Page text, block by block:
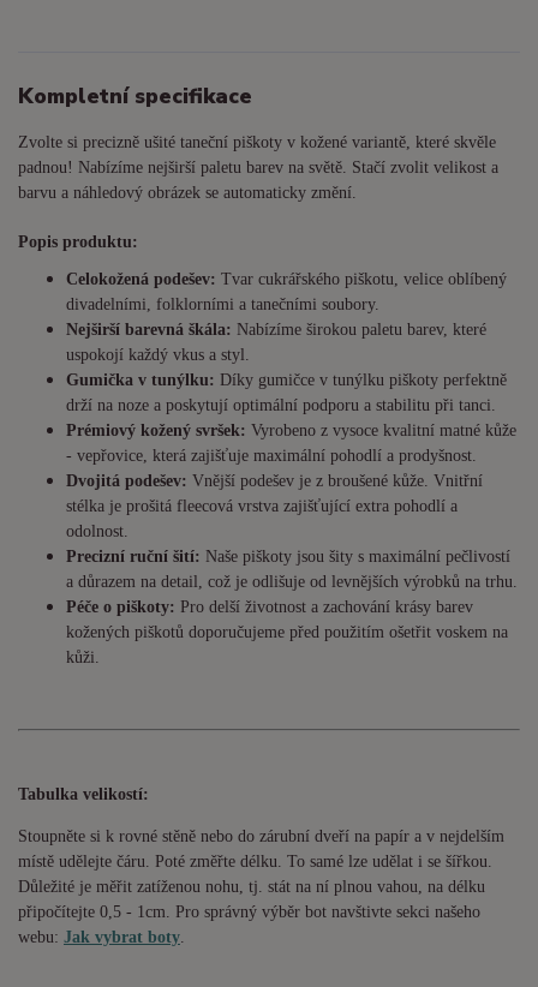
Kompletní specifikace
Zvolte si precizně ušité taneční piškoty v kožené variantě, které skvěle
padnou! Nabízíme nejširší paletu barev na světě. Stačí zvolit velikost a
barvu a náhledový obrázek se automaticky změní.
Popis produktu:
Celokožená podešev: Tvar cukrářského piškotu, velice oblíbený
divadelními, folklorními a tanečními soubory.
Nejširší barevná škála: Nabízíme širokou paletu barev, které
uspokojí každý vkus a styl.
Gumička v tunýlku: Díky gumičce v tunýlku piškoty perfektně
drží na noze a poskytují optimální podporu a stabilitu při tanci.
Prémiový kožený svršek: Vyrobeno z vysoce kvalitní matné kůže
- vepřovice, která zajišťuje maximální pohodlí a prodyšnost.
Dvojitá podešev: Vnější podešev je z broušené kůže. Vnitřní
stélka je prošitá fleecová vrstva zajišťující extra pohodlí a
odolnost.
Precizní ruční šití: Naše piškoty jsou šity s maximální pečlivostí
a důrazem na detail, což je odlišuje od levnějších výrobků na trhu.
Péče o piškoty: Pro delší životnost a zachování krásy barev
kožených piškotů doporučujeme před použitím ošetřit voskem na
kůži.
Tabulka velikostí:
Stoupněte si k rovné stěně nebo do zárubní dveří na papír a v nejdelším
místě udělejte čáru. Poté změřte délku. To samé lze udělat i se šířkou.
Důležité je měřit zatíženou nohu, tj. stát na ní plnou vahou, na délku
připočítejte 0,5 - 1cm . Pro správný výběr bot navštivte sekci našeho
webu: Jak vybrat boty